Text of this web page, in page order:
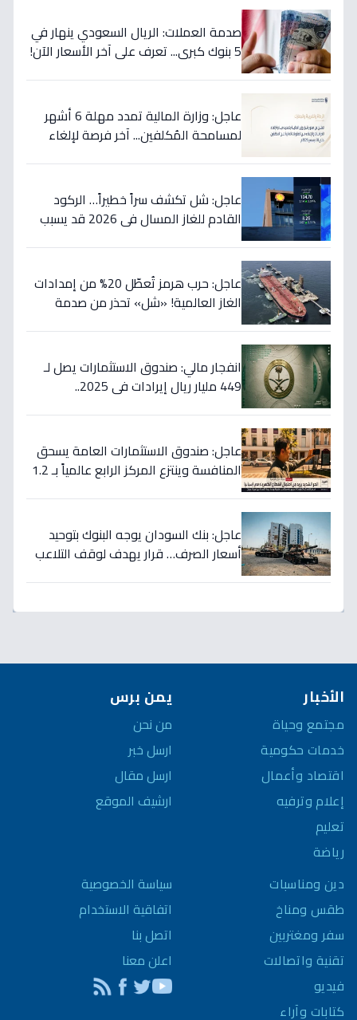
صدمة العملات: الريال السعودي ينهار في
5 بنوك كبرى... تعرف على آخر الأسعار الآن!
عاجل: وزارة المالية تمدد مهلة 6 أشهر
لمسامحة المُكلفين... آخر فرصة لإلغاء
عاجل: شل تكشف سراً خطيراً… الركود
القادم للغاز المسال في 2026 قد يسبب
عاجل: حرب هرمز تُعطّل 20% من إمدادات
الغاز العالمية! «شل» تحذر من صدمة
انفجار مالي: صندوق الاستثمارات يصل لـ
449 مليار ريال إيرادات في 2025..
عاجل: صندوق الاستثمارات العامة يسحق
المنافسة وينتزع المركز الرابع عالمياً بـ 1.2
عاجل: بنك السودان يوجه البنوك بتوحيد
أسعار الصرف… قرار يهدف لوقف التلاعب
الأخبار
مجتمع وحياة
خدمات حكومية
اقتصاد وأعمال
إعلام وترفيه
تعليم
رياضة
دين ومناسبات
طقس ومناخ
سفر ومغتربين
تقنية واتصالات
فيديو
كتابات وآراء
يمن برس
من نحن
ارسل خبر
ارسل مقال
ارشيف الموقع
سياسة الخصوصية
اتفاقية الاستخدام
اتصل بنا
اعلن معنا